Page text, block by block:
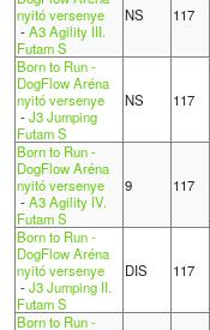
nyitó versenye
-A3 Agility III.
Futam S
NS 117
Born to Run -
DogFlow Aréna
nyitó versenye
-J3 Jumping
Futam S
NS 117
Born to Run -
DogFlow Aréna
nyitó versenye
-A3 Agility IV.
Futam S
9 117
Born to Run -
DogFlow Aréna
nyitó versenye
-J3 Jumping II.
Futam S
DIS 117
Born to Run -